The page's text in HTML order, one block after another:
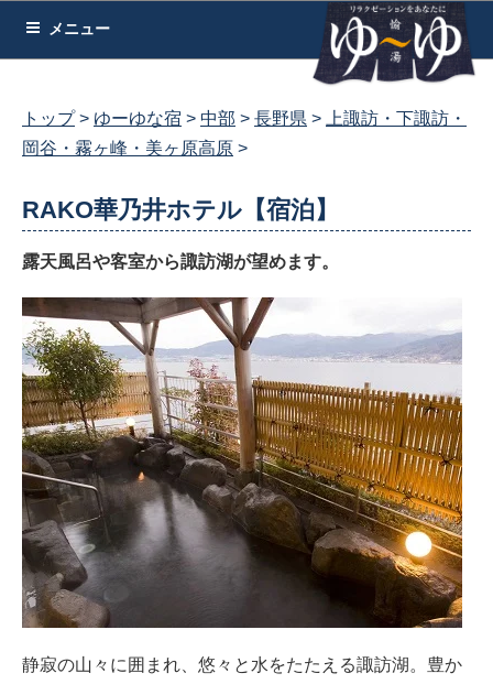
メニュー
トップ ゆーゆな宿 中部 長野県
上諏訪・下諏訪・
岡谷・霧ヶ峰・美ヶ原高原
RAKO華乃井ホテル【宿泊】
露天風呂や客室から諏訪湖が望めます。
静寂の山々に囲まれ、悠々と水をたたえる諏訪湖。豊か